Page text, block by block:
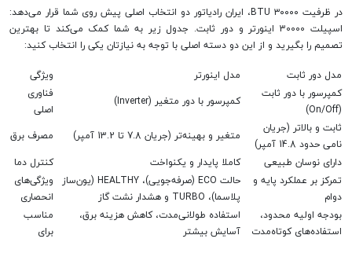
در ظرفیت ۳۰۰۰۰ BTU، ایران رادیاتور دو انتخاب اصلی پیش روی شما قرار می‌دهد:
اسپیلت 30000 اینورتر و دور ثابت. جدول زیر به شما کمک می‌کند تا بهترین
تصمیم را بگیرید و از این دو دسته اصلی با توجه به نیازتان یکی را انتخاب کنید:
مدل دور ثابت
مدل اینورتر
ویژگی
کمپرسور با دور ثابت
(On/Off)
کمپرسور با دور متغیر (Inverter)
فناوری
اصلی
ثابت و بالاتر (جریان
نامی حدود 14.8 آمپر)
متغیر و بهینه‌تر (جریان 7.8 تا 13.2 آمپر)
مصرف برق
دارای نوسان طبیعی
کاملا پایدار و یکنواخت
کنترل دما
تمرکز بر عملکرد پایه و
دوام
حالت ECO (صرفه‌جویی)، HEALTHY (یون‌ساز
پلاسما)، TURBO و هشدار نشت گاز
ویژگی‌های
انحصاری
بودجه اولیه محدود،
استفاده‌های کوتاه‌مدت
استفاده طولانی‌مدت، کاهش هزینه برق،
آسایش بیشتر
مناسب
برای